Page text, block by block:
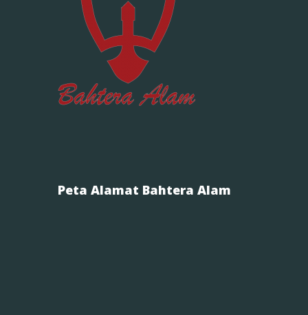
Peta Alamat Bahtera Alam